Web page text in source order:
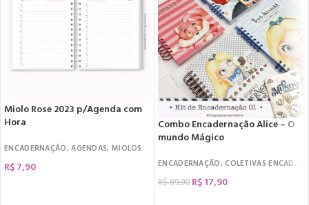
Miolo Rose 2023 p/Agenda com
Hora
ENCADERNAÇÃO,AGENDAS, MIOLOS
R$7,90
Combo Encadernação Alice – O
mundo Mágico
ENCADERNAÇÃO,COLETIVAS ENCADERNAÇÃO
R$89,90 R$17,90